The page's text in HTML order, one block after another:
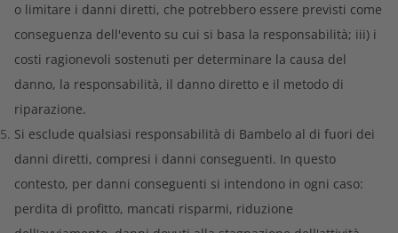
o limitare i danni diretti, che potrebbero essere previsti come
conseguenza dell'evento su cui si basa la responsabilità; iii) i
costi ragionevoli sostenuti per determinare la causa del
danno, la responsabilità, il danno diretto e il metodo di
riparazione.
Si esclude qualsiasi responsabilità di Bambelo al di fuori dei
danni diretti, compresi i danni conseguenti. In questo
contesto, per danni conseguenti si intendono in ogni caso:
perdita di profitto, mancati risparmi, riduzione